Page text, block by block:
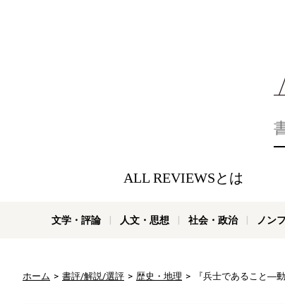
ALL REVIEWSとは
文学・評論 人文・思想 社会・政治 ノン
ホーム 書評/解説/選評 歴史・地理 『兵士であること―